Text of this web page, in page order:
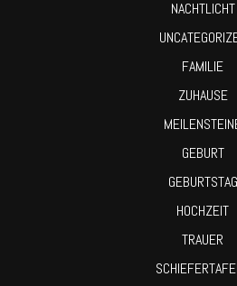
NACHTLICHT
FAMILIE
ZUHAUSE
GEBURT
GEBURTSTAG
HOCHZEIT
TRAUER